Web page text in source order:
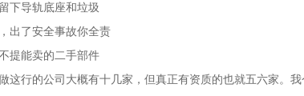
下导轨底座和垃圾
出了安全事故你全责
提能卖的二手部件
这行的公司大概有十几家，但真正有资质的也就五六家。